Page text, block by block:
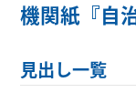
機関紙『自
見出し一覧